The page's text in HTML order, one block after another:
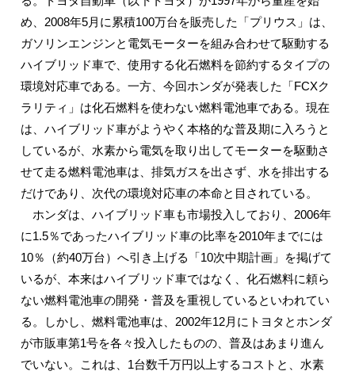
め、2008年5月に累積100万台を販売した「プリウス」は、
ガソリンエンジンと電気モーターを組み合わせて駆動する
ハイブリッド車で、使用する化石燃料を節約するタイプの
環境対応車である。一方、今回ホンダが発表した「FCXク
ラリティ」は化石燃料を使わない燃料電池車である。現在
は、ハイブリッド車がようやく本格的な普及期に入ろうと
しているが、水素から電気を取り出してモーターを駆動さ
せて走る燃料電池車は、排気ガスを出さず、水を排出する
だけであり、次代の環境対応車の本命と目されている。
ホンダは、ハイブリッド車も市場投入しており、2006年
に1.5％であったハイブリッド車の比率を2010年までには
10％（約40万台）へ引き上げる「10次中期計画」を掲げて
いるが、本来はハイブリッド車ではなく、化石燃料に頼ら
ない燃料電池車の開発・普及を重視しているといわれてい
る。しかし、燃料電池車は、2002年12月にトヨタとホンダ
が市販車第1号を各々投入したものの、普及はあまり進ん
でいない。これは、1台数千万円以上するコストと、水素